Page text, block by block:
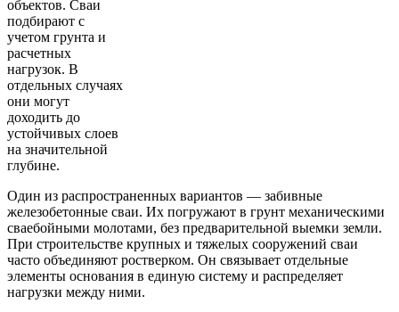
объектов. Сваи
подбирают с
учетом грунта и
расчетных
нагрузок. В
отдельных случаях
они могут
доходить до
устойчивых слоев
на значительной
глубине.
Один из распространенных вариантов — забивные
железобетонные сваи. Их погружают в грунт механическими
сваебойными молотами, без предварительной выемки земли.
При строительстве крупных и тяжелых сооружений сваи
часто объединяют ростверком. Он связывает отдельные
элементы основания в единую систему и распределяет
нагрузки между ними.